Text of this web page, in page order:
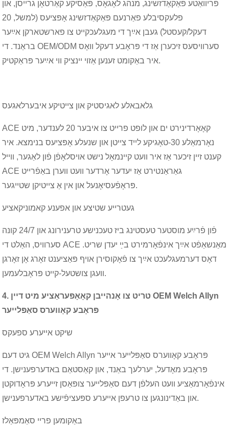
פּריוואַטע פּאַקאַדזשינג, מנהג לאָגאָס, פּאַסיקע קאַרטאָן גרייסן, און
פלעקסיבלע פאַרנעם פּאַקאַדזשינג אָפּציעס (למשל, 20
דעקל/קעסטל) געבן אײַך די מעגלעכקייט צו פארשטארקן אײַער
בראַנד. די OEM/ODM סערוויסעס זיכערן אַז די פּראָבע דעקל וואָס
איר באַקומט זענען אַזוי יינציק ווי אײַער פּראַקטיק.
גלאבאלע לאגיסטיק און צייטיקע איבערלאגעס
ACE קאָאָרדינירט ים און לופט פרייט צו איבער 20 לענדער, מיט
נאָרמאַלע 30-טאָגיקע לייד צייטן און שנעלע אָפּציעס בנימצא. איר
קענט זיין זיכער אַז איר וועט קיינמאָל נישט אויסלאָפֿן פֿון לאַגער, ווייל
ACE גאַראַנטירט אַז יעדער אָרדער וועט ווערן באַפֿרייט
פּראָפֿעסיאָנעל און אין אַ צייטיקן שטייגער.
געטרייע שטיצע און אפענע קאמוניקאציע
פֿון פֿרײַע מוסטער טעסטינג ביז טעכנישע טרענירונג און 24/7 קונה
סערוויס, האַלט די ACE מאַנשאַפֿט אײַך אינפֿאָרמירט בײַ יעדן שריט.
דאָס דערמעגלעכט אײַך צו פֿאָקוסירן אויף פּאַציענט זאָרג אָן זאָרגן
וועגן צושטעל-קייט פּראָבלעמען.
4. טריט צו אָנהייבן קאָאָפּעראַציע מיט דיין OEM Welch Allyn
פּראָבע קאָווערס סאַפּלייער
שיקט אייערע ספעקס
גיט דעם OEM Welch Allyn פּראָבע קאָווערס סאַפּלייער אייער
פּראָבע מאָדעל, יערלעך באַנד, און קאַסטאַם באדערפענישן. די
אינפֿאָרמאַציע וועט העלפֿן דעם סאַפּלייער צופּאַסן זייערע פּראָדוקטן
און באַדינונגען צו טרעפן אייערע ספּעציפֿישע באדערפענישן.
באַקומען פריי סאַמפּאַלז